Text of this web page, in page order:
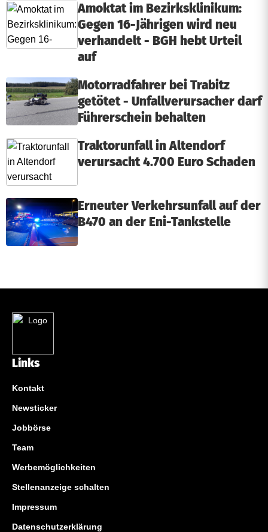
Amoktat im Bezirksklinikum:
Gegen 16-Jährigen wird neu
verhandelt - BGH hebt Urteil
auf
Motorradfahrer bei Trabitz
getötet - Unfallverursacher darf
Führerschein behalten
Traktorunfall in Altendorf
verursacht 4.700 Euro Schaden
Erneuter Verkehrsunfall auf der
B470 an der Eni-Tankstelle
Links
Kontakt
Newsticker
Jobbörse
Team
Werbemöglichkeiten
Stellenanzeige schalten
Impressum
Datenschutzerklärung